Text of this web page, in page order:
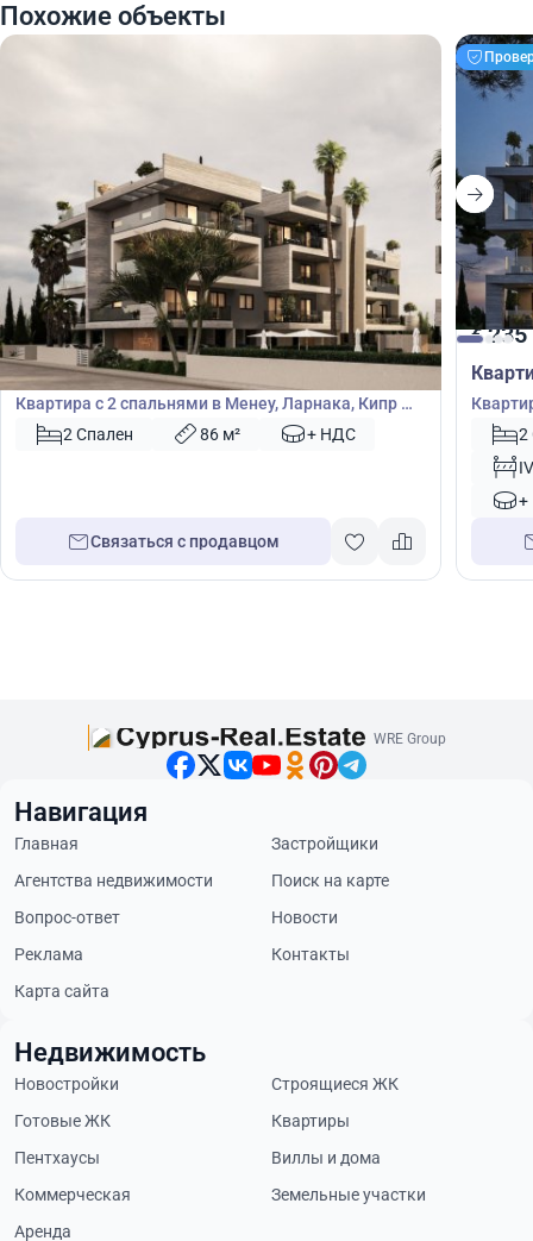
Похожие объекты
235 000
Квартира
Квартира с 2 спальнями в Менеу, Ларнака, Кипр №
509852 Спален 86 м² + НДС
Связаться с продавцом
€235
534972
WRE Group
Навигация
Главная
Застройщики
Агентства недвижимости
Поиск на карте
Вопрос-ответ
Новости
Реклама
Контакты
Карта сайта
Недвижимость
Новостройки
Строящиеся ЖК
Готовые ЖК
Квартиры
Пентхаусы
Виллы и дома
Коммерческая
Земельные участки
Аренда